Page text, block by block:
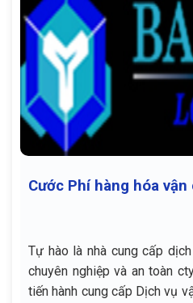
Cước Phí hàng hóa
Tự hào là nhà cung cấp
chuyên nghiệp và an toàn
tiến hành cung cấp Dịch vụ